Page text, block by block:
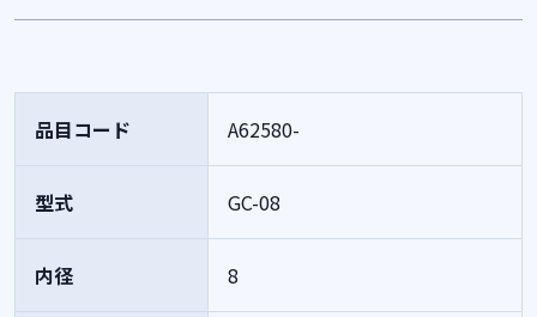
品目コード A62580-
型式 GC-08
内径 8